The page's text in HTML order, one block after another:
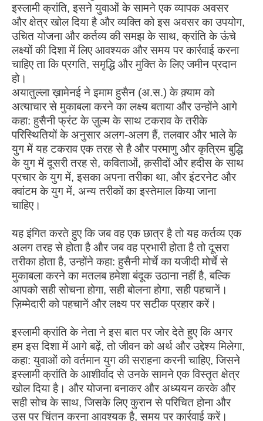
इस्लामी क्रांति, इसने युवाओं के सामने एक व्यापक अवसर
और क्षेत्र खोल दिया है और व्यक्ति को इस अवसर का उपयोग,
उचित योजना और कर्तव्य की समझ के साथ, क्रांति के ऊंचे
लक्ष्यों की दिशा में लिए आवश्यक और समय पर कार्रवाई करना
चाहिए ता कि प्रगति, समृद्धि और मुक्ति के लिए जमीन प्रदान
हो।
अयातुल्ला ख़ामेनई ने इमाम हुसैन (अ.स.) के क़्याम को
अत्याचार से मुकाबला करने का लक्ष्य बताया और उन्होंने आगे
कहा: हुसैनी फ्रंट के ज़ुल्म के साथ टकराव के तरीके
परिस्थितियों के अनुसार अलग-अलग हैं, तलवार और भाले के
युग में यह टकराव एक तरह से है और परमाणु और कृत्रिम बुद्धि
के युग में दूसरी तरह से, कविताओं, क़सीदों और हदीस के साथ
प्रचार के युग में, इसका अपना तरीका था, और इंटरनेट और
क्वांटम के युग में, अन्य तरीकों का इस्तेमाल किया जाना
चाहिए।
यह इंगित करते हुए कि जब वह एक छात्र है तो यह कर्तव्य एक
अलग तरह से होता है और जब वह प्रभारी होता है तो दूसरा
तरीका होता है, उन्होंने कहा: हुसैनी मोर्चे का यजीदी मोर्चे से
मुकाबला करने का मतलब हमेशा बंदूक उठाना नहीं है, बल्कि
आपको सही सोचना होगा, सही बोलना होगा, सही पहचानें।
ज़िम्मेदारी को पहचानें और लक्ष्य पर सटीक प्रहार करें।
इस्लामी क्रांति के नेता ने इस बात पर जोर देते हुए कि अगर
हम इस दिशा में आगे बढ़ें, तो जीवन को अर्थ और उद्देश्य मिलेगा,
कहा: युवाओं को वर्तमान युग की सराहना करनी चाहिए, जिसने
इस्लामी क्रांति के आशीर्वाद से उनके सामने एक विस्तृत क्षेत्र
खोल दिया है। और योजना बनाकर और अध्ययन करके और
सही सोच के साथ, जिसके लिए कुरान से परिचित होना और
उस पर चिंतन करना आवश्यक है, समय पर कार्रवाई करें।